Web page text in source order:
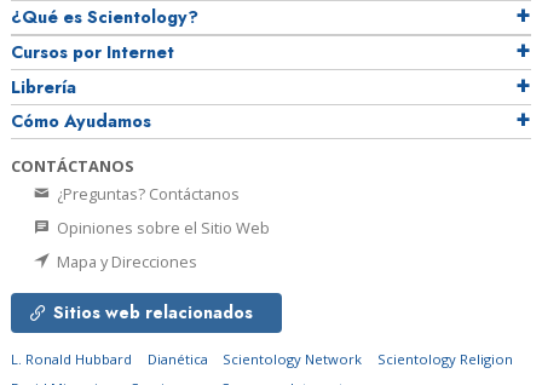
¿Qué es Scientology?
Cursos por Internet
Librería
Cómo Ayudamos
CONTÁCTANOS
¿Preguntas? Contáctanos
Opiniones sobre el Sitio Web
Mapa y Direcciones
Sitios web relacionados
L. Ronald Hubbard Dianética Scientology Network
Scientology Religion